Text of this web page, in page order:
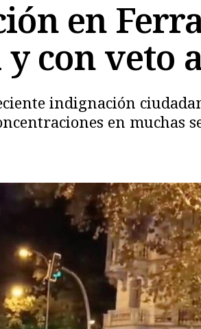
en
con veto
indignación
en muchas